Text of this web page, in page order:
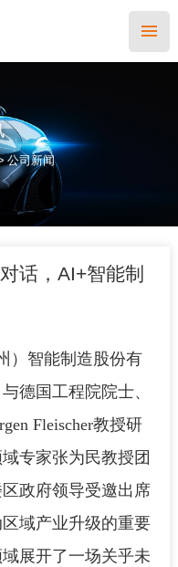
公司新闻
话，AI+智能制
）智能制造股份有
德国工程院院士、
Fleischer教授研
专家张为民教授团
政府领导受邀出席
域产业升级的重要
展开了一场关乎未